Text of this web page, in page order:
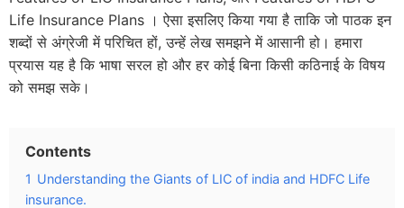
Life Insurance Plans । ऐसा इसलिए किया गया है ताकि जो पाठक इन
शब्दों से अंग्रेजी में परिचित हों, उन्हें लेख समझने में आसानी हो। हमारा
प्रयास यह है कि भाषा सरल हो और हर कोई बिना किसी कठिनाई के विषय
को समझ सके।
Contents
1 Understanding the Giants of LIC of india and HDFC Life
insurance.